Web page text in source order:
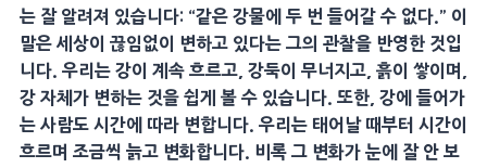
는 잘 알려져 있습니다: “같은 강물에 두 번 들어갈 수 없다.” 이
말은 세상이 끊임없이 변하고 있다는 그의 관찰을 반영한 것입
니다. 우리는 강이 계속 흐르고, 강둑이 무너지고, 흙이 쌓이며,
강 자체가 변하는 것을 쉽게 볼 수 있습니다. 또한, 강에 들어가
는 사람도 시간에 따라 변합니다. 우리는 태어날 때부터 시간이
흐르며 조금씩 늙고 변화합니다. 비록 그 변화가 눈에 잘 안 보